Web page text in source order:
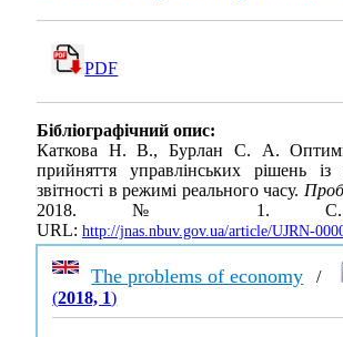
PDF
Бібліографічний опис:
Каткова Н. В., Бурлан С. А.
прийняття управлінських рішень із
звітності в режимі реального часу.
2018. № 1. С.
URL: http://jnas.nbuv.gov.ua/article/UJRN-
The problems of economy /
(2018, 1)